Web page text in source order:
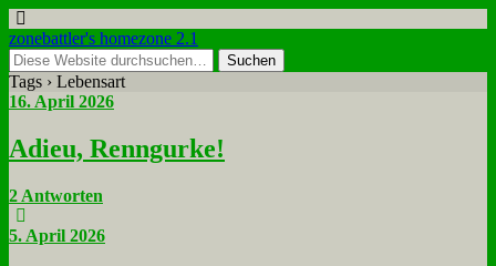
zonebattler's homezone 2.1
Tags › Lebensart
16. April 2026
Adieu, Renn­gur­ke!
2 Antworten
5. April 2026